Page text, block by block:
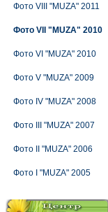
Фото VIII "MUZA" 2011
Фото VII "MUZA" 2010
Фото VI "MUZA" 2010
Фото V "MUZA" 2009
Фото IV "MUZA" 2008
Фото III "MUZA" 2007
Фото II "MUZA" 2006
Фото I "MUZA" 2005